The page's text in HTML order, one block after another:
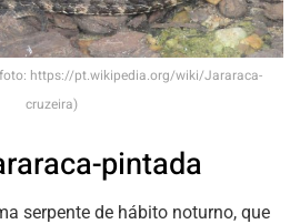
https://pt.wikipedia.org/wiki/Jararaca-
cruzeira)
pintada
serpente de hábito noturno, que